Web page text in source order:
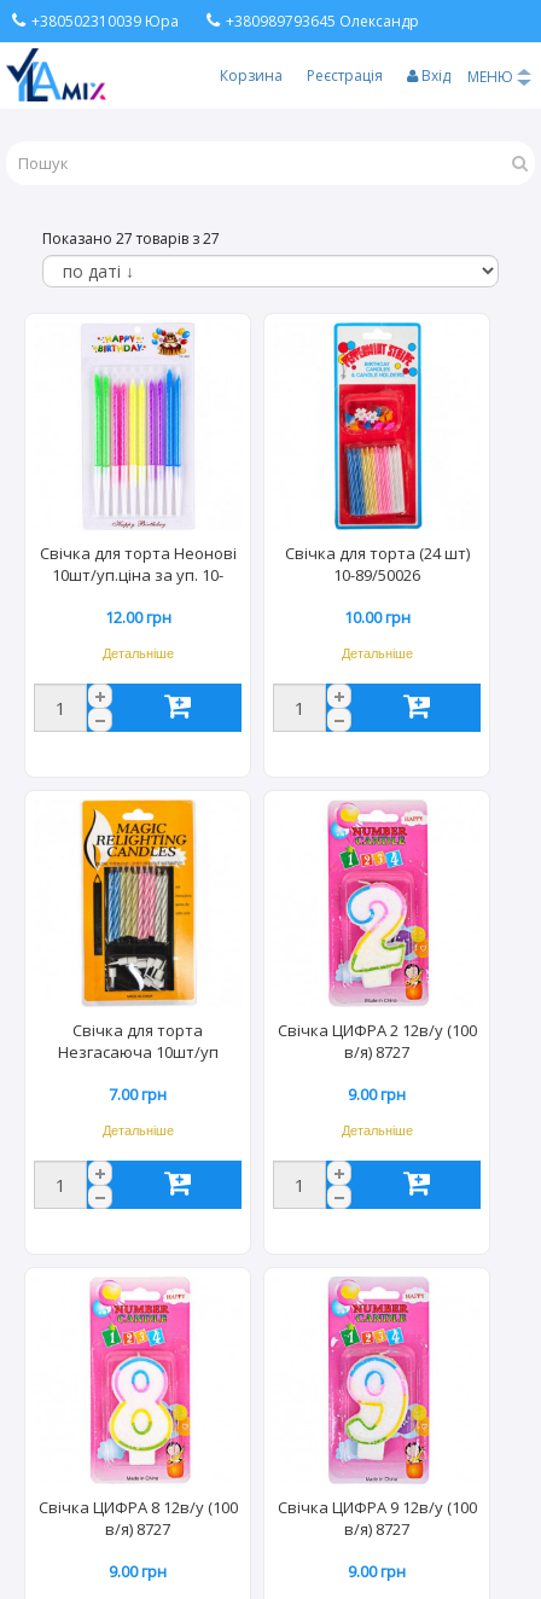
+380502310039 Юра +380989793645 Олександр
Корзина Реєстрація Вхід МЕНЮ
Показано 27 товарів з 27
Свічка для торта Неонові
10шт/уп.ціна за уп. 10-
12.00 грн
Детальніше
Свічка для торта (24 шт)
10-89/50026
10.00 грн
Детальніше
Свічка для торта
Незгасаюча 10шт/уп
7.00 грн
Детальніше
Свічка ЦИФРА 2 12в/у (100
в/я) 8727
9.00 грн
Детальніше
Свічка ЦИФРА 8 12в/у (100
в/я) 8727
9.00 грн
Свічка ЦИФРА 9 12в/у (100
в/я) 8727
9.00 грн